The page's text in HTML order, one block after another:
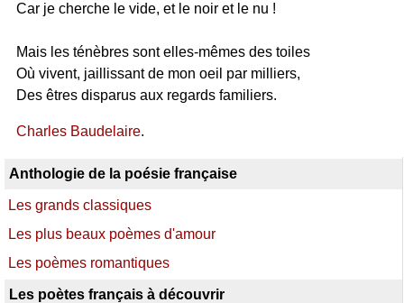
Car je cherche le vide, et le noir et le nu !
Mais les ténèbres sont elles-mêmes des toiles
Où vivent, jaillissant de mon oeil par milliers,
Des êtres disparus aux regards familiers.
Charles Baudelaire.
Anthologie de la poésie française
Les grands classiques
Les plus beaux poèmes d'amour
Les poèmes romantiques
Les poètes français à découvrir